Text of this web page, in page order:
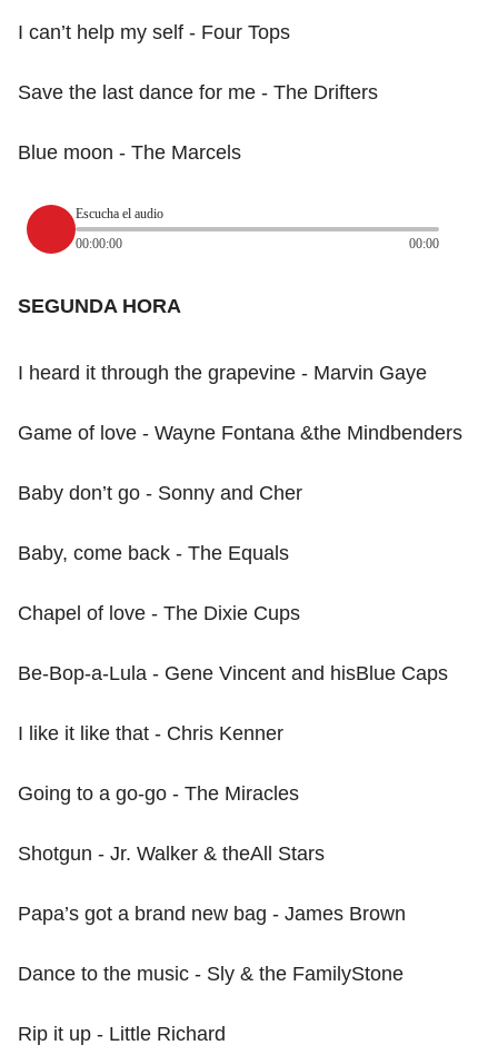
I can’t help my self - Four Tops
Save the last dance for me - The Drifters
Blue moon - The Marcels
Escucha el audio
00:00:00
00:00
SEGUNDA HORA
I heard it through the grapevine - Marvin Gaye
Game of love - Wayne Fontana &the Mindbenders
Baby don’t go - Sonny and Cher
Baby, come back - The Equals
Chapel of love - The Dixie Cups
Be-Bop-a-Lula - Gene Vincent and hisBlue Caps
I like it like that - Chris Kenner
Going to a go-go - The Miracles
Shotgun - Jr. Walker & theAll Stars
Papa’s got a brand new bag - James Brown
Dance to the music - Sly & the FamilyStone
Rip it up - Little Richard